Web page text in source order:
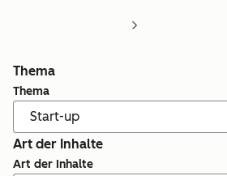
Thema
Thema
Art der Inhalte
Art der Inhalte